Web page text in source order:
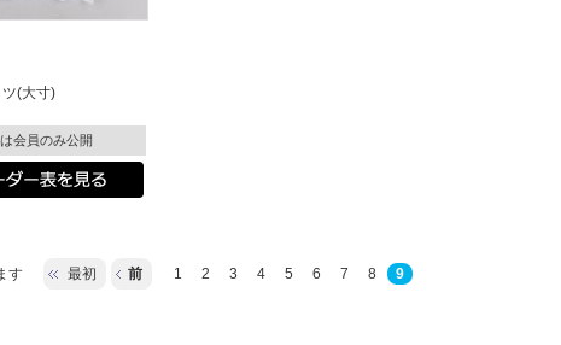
(大寸)
会員のみ公開
す 最初 前 1 2 3 4 5 6 7 8 9